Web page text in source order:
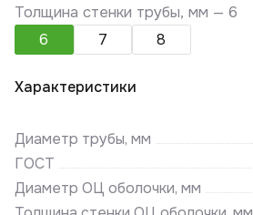
Толщина стенки трубы, мм —6
6
7 8
Характеристики
Диаметр трубы, мм
ГОСТ
Диаметр ОЦ оболочки, мм